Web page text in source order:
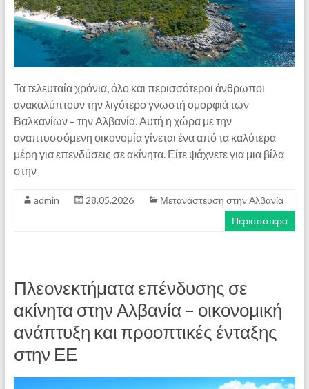
Τα τελευταία χρόνια, όλο και περισσότεροι άνθρωποι
ανακαλύπτουν την λιγότερο γνωστή ομορφιά των
Βαλκανίων – την Αλβανία. Αυτή η χώρα με την
αναπτυσσόμενη οικονομία γίνεται ένα από τα καλύτερα
μέρη για επενδύσεις σε ακίνητα. Είτε ψάχνετε για μια βίλα
στην
admin 28.05.2026
Μετανάστευση στην Αλβανία
Περισσότερα
Πλεονεκτήματα επένδυσης σε
ακίνητα στην Αλβανία – οικονομική
ανάπτυξη και προοπτικές ένταξης
στην ΕΕ